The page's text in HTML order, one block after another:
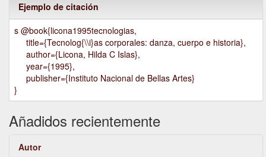
Ejemplo de citación
s @book{licona1995tecnologias,
title={Tecnolog{\\i}as corporales: danza, cuerpo e historia},
author={Licona, Hilda C Islas},
year={1995},
publisher={Instituto Nacional de Bellas Artes}
}
Añadidos recientemente
Autor